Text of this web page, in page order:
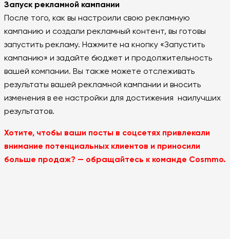
Запуск рекламной кампании
После того, как вы настроили свою рекламную
кампанию и создали рекламный контент, вы готовы
запустить рекламу. Нажмите на кнопку «Запустить
кампанию» и задайте бюджет и продолжительность
вашей компании. Вы также можете отслеживать
результаты вашей рекламной кампании и вносить
изменения в ее настройки для достижения наилучших
результатов.
Хотите, чтобы ваши посты в соцсетях привлекали
внимание потенциальных клиентов и приносили
больше продаж? — обращайтесь к команде Cosmmo.